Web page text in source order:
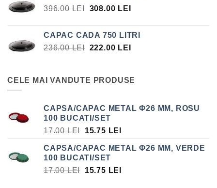
396.00LEI PREȚUL
FOST:
396.00 LEI.
308.00 LEI PREȚUL
308.00 LEI.
CAPAC CADA 750 LITRI
236.00LEI PREȚUL
FOST:
222.00 LEI PREȚUL
222.00 LEI.
CELE MAI VANDUTE PRODUSE
CAPSA/CAPAC METAL Φ26 MM, ROSU
100 BUCATI/SET
17.00LEI
PREȚUL
A
FOST:
17.00 LEI.
15.75 LEI
ESTE:
CAPSA/CAPAC METAL Φ26 MM, VERDE
100 BUCATI/SET
17.00LEI
PREȚUL
15.75 LEI